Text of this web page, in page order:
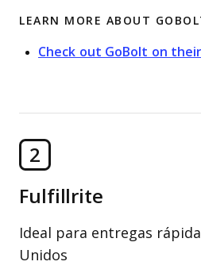
LEARN MORE ABOUT
Check out GoBolt on
2
Fulfillrite
Ideal para entregas
Unidos